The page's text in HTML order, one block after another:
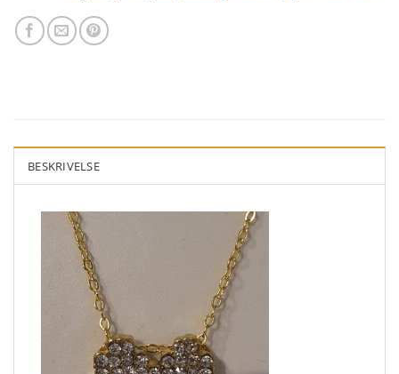
BESKRIVELSE